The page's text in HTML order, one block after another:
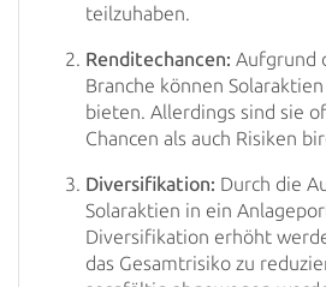
teilzuhaben.
Renditechancen: Aufgrund
Branche können
bieten. Allerdings sind sie
Chancen als auch Risiken
Diversifikation: Durch die
Solaraktien in ein
Diversifikation erhöht
das Gesamtrisiko zu